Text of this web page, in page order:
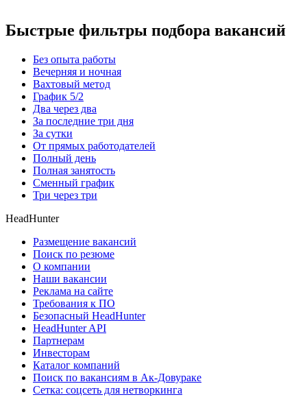
Быстрые фильтры подбора вакансий
Без опыта работы
Вечерняя и ночная
Вахтовый метод
График 5/2
Два через два
За последние три дня
За сутки
От прямых работодателей
Полный день
Полная занятость
Сменный график
Три через три
HeadHunter
Размещение вакансий
Поиск по резюме
О компании
Наши вакансии
Реклама на сайте
Требования к ПО
Безопасный HeadHunter
HeadHunter API
Партнерам
Инвесторам
Каталог компаний
Поиск по вакансиям в Ак-Довураке
Сетка: соцсеть для нетворкинга